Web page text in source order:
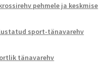
pehmele ja keskmise
sport-tänavarehv
tänavarehv